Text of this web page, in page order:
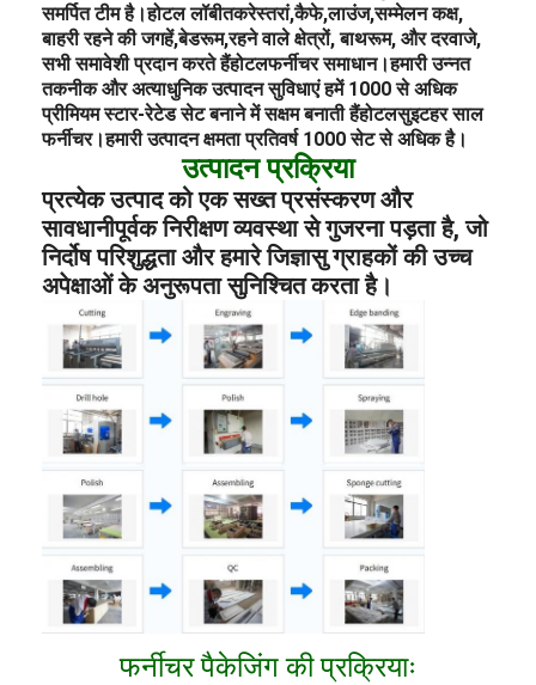
समर्पित टीम है।होटल लॉबीतकरेस्तरां,कैफे,लाउंज,सम्मेलन कक्ष,
बाहरी रहने की जगहें,बेडरूम,रहने वाले क्षेत्रों, बाथरूम, और दरवाजे,
सभी समावेशी प्रदान करते हैंहोटलफर्नीचर समाधान।हमारी उन्नत
तकनीक और अत्याधुनिक उत्पादन सुविधाएं हमें 1000 से अधिक
प्रीमियम स्टार-रेटेड सेट बनाने में सक्षम बनाती हैंहोटलसुइटहर साल
फर्नीचर।हमारी उत्पादन क्षमता प्रतिवर्ष 1000 सेट से अधिक है।
उत्पादन प्रक्रिया
प्रत्येक उत्पाद को एक सख्त प्रसंस्करण और
सावधानीपूर्वक निरीक्षण व्यवस्था से गुजरना पड़ता है, जो
निर्दोष परिशुद्धता और हमारे जिज्ञासु ग्राहकों की उच्च
अपेक्षाओं के अनुरूपता सुनिश्चित करता है।
फर्नीचर पैकेजिंग की प्रक्रियाः